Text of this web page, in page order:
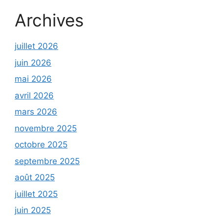
Archives
juillet 2026
juin 2026
mai 2026
avril 2026
mars 2026
novembre 2025
octobre 2025
septembre 2025
août 2025
juillet 2025
juin 2025